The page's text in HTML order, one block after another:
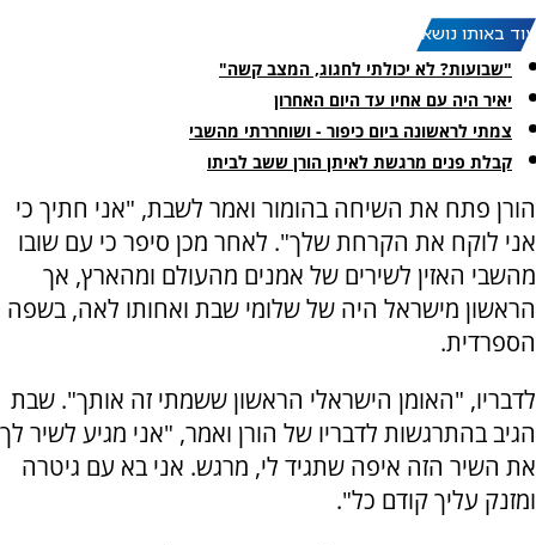
עוד באותו נושא:
"שבועות? לא יכולתי לחגוג, המצב קשה"
יאיר היה עם אחיו עד היום האחרון
צמתי לראשונה ביום כיפור - ושוחררתי מהשבי
קבלת פנים מרגשת לאיתן הורן ששב לביתו
הורן פתח את השיחה בהומור ואמר לשבת, "אני חתיך כי
אני לוקח את הקרחת שלך". לאחר מכן סיפר כי עם שובו
מהשבי האזין לשירים של אמנים מהעולם ומהארץ, אך
הראשון מישראל היה של שלומי שבת ואחותו לאה, בשפה
הספרדית.
לדבריו, "האומן הישראלי הראשון ששמתי זה אותך". שבת
הגיב בהתרגשות לדבריו של הורן ואמר, "אני מגיע לשיר לך
את השיר הזה איפה שתגיד לי, מרגש. אני בא עם גיטרה
ומזנק עליך קודם כל".